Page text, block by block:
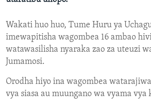
Wakati huo huo, Tume Huru ya
imewapitisha wagombea 16 ambao
watawasilisha nyaraka zao za uteuzi
Jumamosi.
Orodha hiyo ina wagombea
vya siasa au muungano wa vyama vya